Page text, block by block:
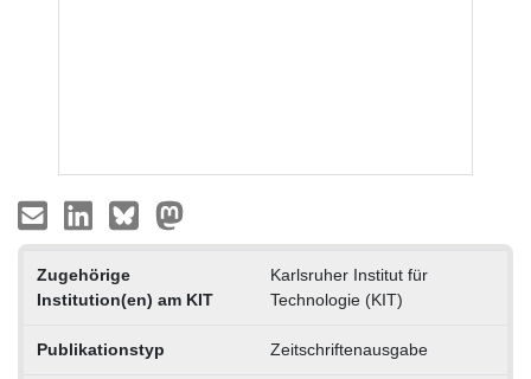
Zugehörige
Institution(en) am KIT
Karlsruher Institut für
Technologie (KIT)
Publikationstyp Zeitschriftenausgabe